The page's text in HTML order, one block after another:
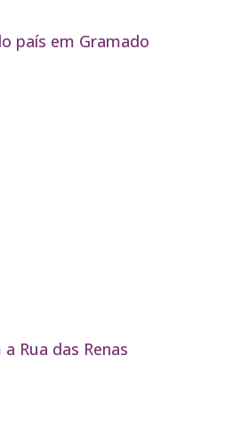
país em Gramado
Rua das Renas